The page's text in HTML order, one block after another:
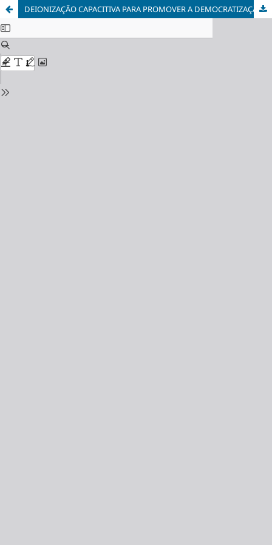
DEIONIZAÇÃO CAPACITIVA PARA PROMOVER A DEMOCRATIZAÇÃO DO ACESSO À ÁGUA POTÁVEL